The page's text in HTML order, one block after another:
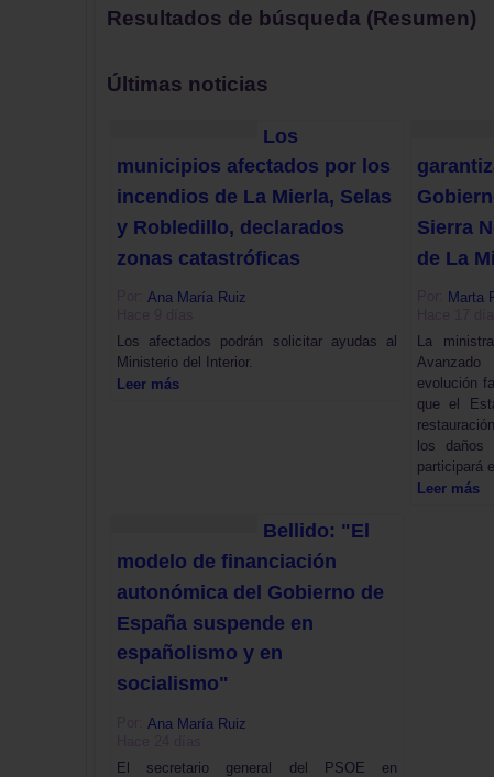
Resultados de búsqueda (Resumen)
Últimas noticias
Los
municipios afectados por los
incendios de La Mierla, Selas
y Robledillo, declarados
zonas catastróficas
Ana María Ruiz
Los afectados podrán solicitar ayudas al
Ministerio del Interior.
Leer más
Sierra
de La
Marta
La
evolución
que el
los
participará
Leer más
Bellido: "El
modelo de financiación
autonómica del Gobierno de
España suspende en
españolismo y en
socialismo"
Ana María Ruiz
El secretario general del PSOE en